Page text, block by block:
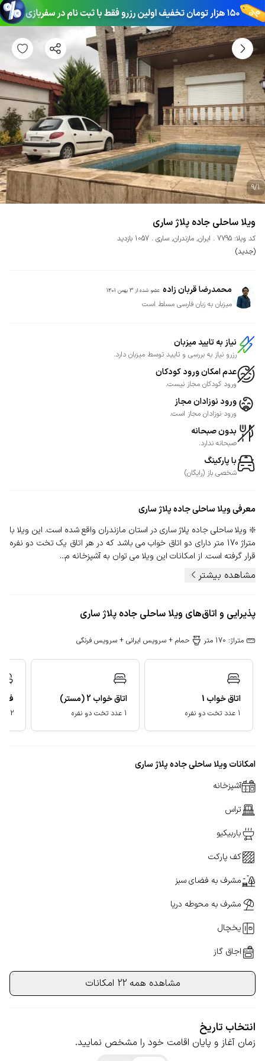
9/1
ویلا ساحلی جاده پلاژ ساری
کد ویلا: 7795 ایران, مازندران, ساری
1057 بازدید
(جدید)
محمدرضا قربان زاده عضو شده از 3 بهمن 1401
میزبان به زبان فارسی مسلط است
نیاز به تایید میزبان
رزرو نیاز به بررسی و تایید توسط میزبان دارد.
عدم امکان ورود کودکان
ورود کودکان مجاز نیست.
ورود نوزادان مجاز
ورود نوزادان مجاز است.
بدون صبحانه
صبحانه ندارد.
با پارکینگ
شخصی باز (رایگان)
معرفیویلا ساحلی جاده پلاژ ساری
❇️ ویلا ساحلی جاده پلاژ ساری در استان مازندران واقع شده است. این ویلا با
متراژ 170 متر دارای دو اتاق خواب می باشد که در هر اتاق یک تخت دو نفره
قرار گرفته است. از امکانات این ویلا می توان به آشپزخانه م...
مشاهده بیشتر
پذیرایی و اتاق‌های ویلا ساحلی جاده پلاژ ساری
متراژ: 170 متر حمام + سرویس ایرانی + سرویس فرنگی
اتاق خواب 1
1 عدد تخت دو نفره
اتاق خواب 2(مستر)
1 عدد تخت دو نفره 2 عدد تخت یا رخت خواب سنتی
امکانات ویلا ساحلی جاده پلاژ ساری
آشپزخانه
تراس
باربیکیو
کف پارکت
مشرف به فضای سبز
مشرف به محوطه دریا
یخچال
اجاق گاز
مشاهده همه 22 امکانات
انتخاب تاریخ
زمان آغاز و پایان اقامت خود را مشخص نمایید.